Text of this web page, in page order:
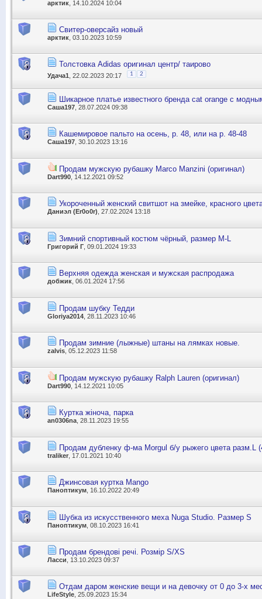
арктик , 14.10.2024 10:04
Свитер-оверсайз новый
арктик , 03.10.2023 10:59
Толстовка Adidas оригинал центр/ таирово
Удача1 , 22.02.2023 20:17 1 2
Шикарное платье известного бренда cat orange с
Саша197 , 28.07.2024 09:38
Кашемировое пальто на осень, р. 48, или на р. 48-48
Саша197 , 30.10.2023 13:16
Продам мужскую рубашку Marco Manzini (оригинал)
Dart990 , 14.12.2021 09:52
Укороченный женский свитшот на змейке, красного
Даниэл (Er0o0r) , 27.02.2024 13:18
Зимний спортивный костюм чёрный, размер M-L
Григорий Г , 09.01.2024 19:33
Верхняя одежда женская и мужская распродажа
добжик , 06.01.2024 17:56
Продам шубку Тедди
Gloriya2014 , 28.11.2023 10:46
Продам зимние (лыжные) штаны на лямках новые.
zalvis , 05.12.2023 11:58
Продам мужскую рубашку Ralph Lauren (оригинал)
Dart990 , 14.12.2021 10:05
Куртка жіноча, парка
an0306na , 28.11.2023 19:55
Продам дубленку ф-ма Morgul б/у рыжего цвета разм.L
traliker , 17.01.2021 10:40
Джинсовая куртка Mango
Паноптикум , 16.10.2022 20:49
Шубка из искусственного меха Nuga Studio. Размер S
Паноптикум , 08.10.2023 16:41
Продам брендові речі. Розмір S/XS
Ласси , 13.10.2023 09:37
Отдам даром женские вещи и на девочку от 0 до 3-х
LifeStyle, 25.09.2023 15:34